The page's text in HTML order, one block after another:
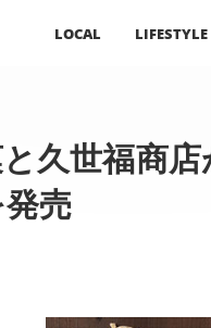
LOCAL LIFESTYLE
と久世福商
売